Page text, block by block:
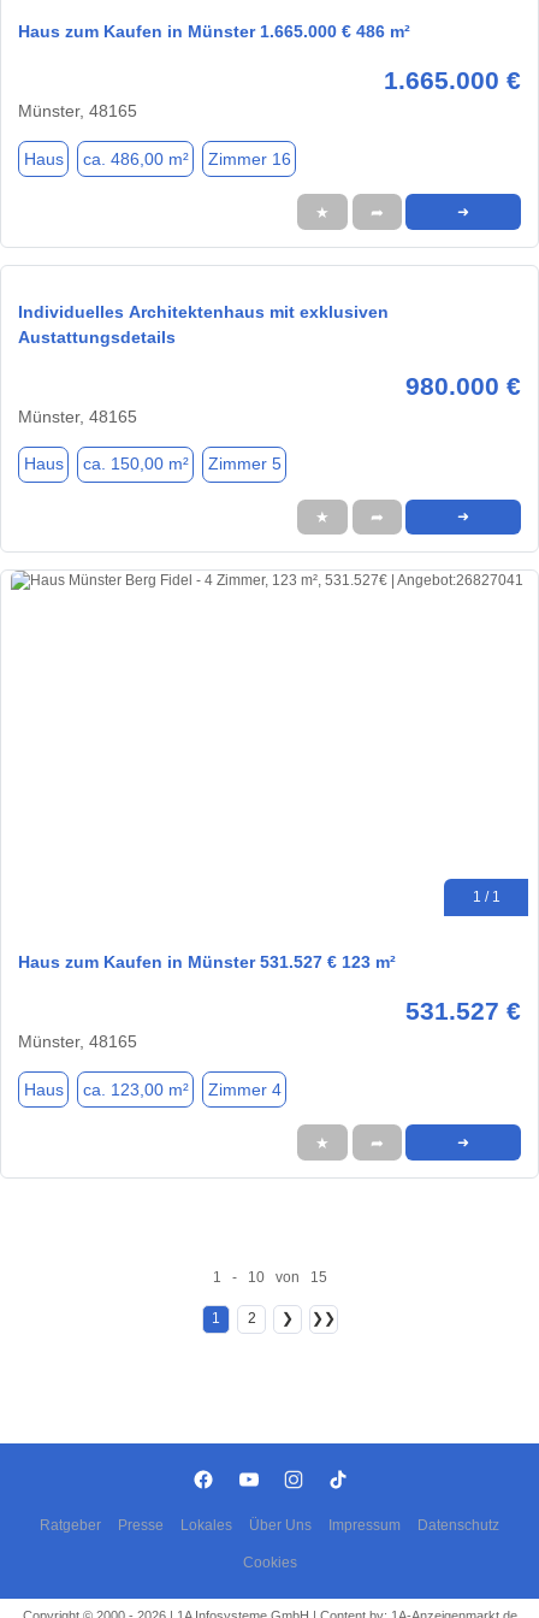
Haus zum Kaufen in Münster 1.665.000 € 486 m²
1.665.000 €
Münster, 48165
Haus ca. 486,00 m² Zimmer 16
★ ➦ ➜
Individuelles Architektenhaus mit exklusiven
Austattungsdetails
980.000 €
Münster, 48165
Haus ca. 150,00 m² Zimmer 5
★ ➦ ➜
1 / 1
Haus zum Kaufen in Münster 531.527 € 123 m²
531.527 €
Münster, 48165
Haus ca. 123,00 m² Zimmer 4
★ ➦ ➜
1 - 10 von 15
1 2 ❯ ❯❯
Ratgeber Presse Lokales Über Uns Impressum Datenschutz
Cookies